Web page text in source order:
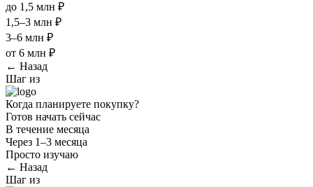
до 1,5 млн ₽
1,5–3 млн ₽
3–6 млн ₽
от 6 млн ₽
← Назад
Шаг из
Когда планируете покупку?
Готов начать сейчас
В течение месяца
Через 1–3 месяца
Просто изучаю
← Назад
Шаг из